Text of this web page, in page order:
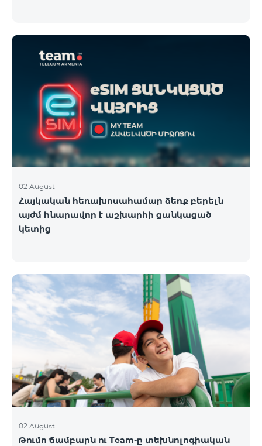
02 August
Հայկական հեռախոսահամար ձեռք բերելն
այժմ հնարավոր է աշխարհի ցանկացած
կետից
02 August
Թումո ճամբարն ու Team-ը տեխնոլոգիական